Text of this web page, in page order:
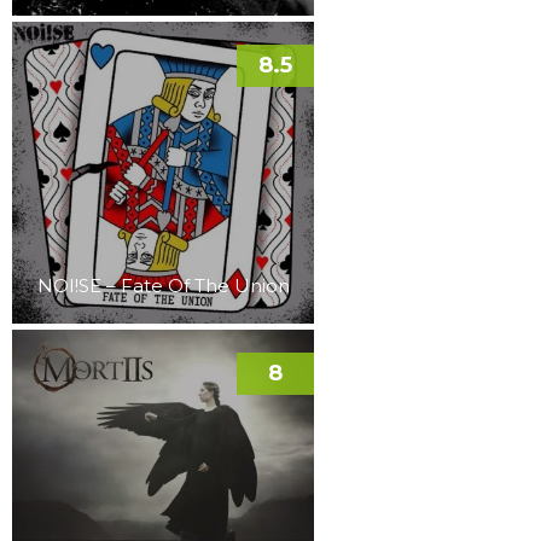
NOI!SE – Fate Of The Union
8.5
8